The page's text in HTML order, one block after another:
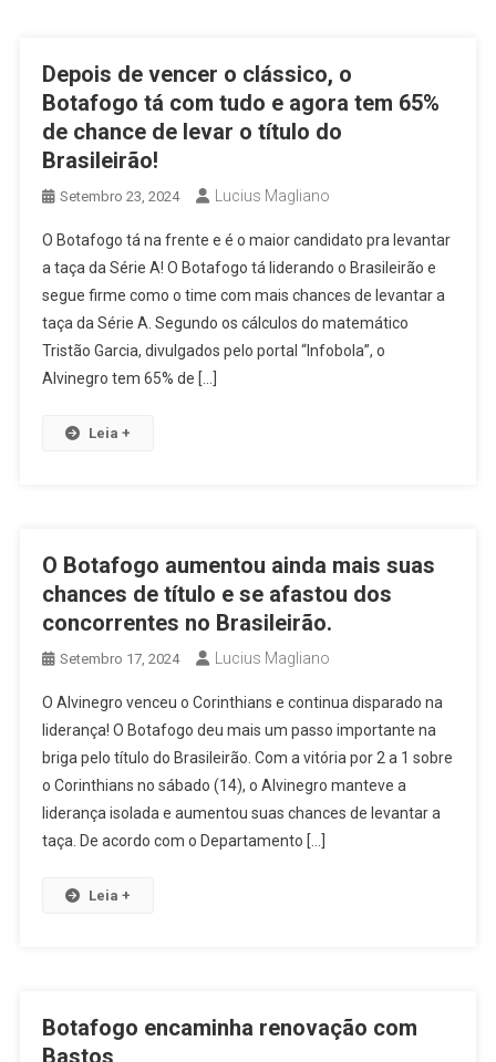
Depois de vencer o clássico, o
Botafogo tá com tudo e agora tem 65%
de chance de levar o título do
Brasileirão!
Setembro 23, 2024 Lucius Magliano
O Botafogo tá na frente e é o maior candidato pra levantar
a taça da Série A! O Botafogo tá liderando o Brasileirão e
segue firme como o time com mais chances de levantar a
taça da Série A. Segundo os cálculos do matemático
Tristão Garcia, divulgados pelo portal “Infobola”, o
Alvinegro tem 65% de […]
Leia +
O Botafogo aumentou ainda mais suas
chances de título e se afastou dos
concorrentes no Brasileirão.
Setembro 17, 2024 Lucius Magliano
O Alvinegro venceu o Corinthians e continua disparado na
liderança! O Botafogo deu mais um passo importante na
briga pelo título do Brasileirão. Com a vitória por 2 a 1 sobre
o Corinthians no sábado (14), o Alvinegro manteve a
liderança isolada e aumentou suas chances de levantar a
taça. De acordo com o Departamento […]
Leia +
Botafogo encaminha renovação com
Bastos